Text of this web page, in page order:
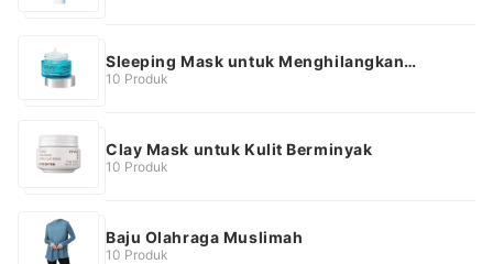
Sleeping Mask untuk Menghilangkan
Bekas Jerawat
10 Produk
Clay Mask untuk Kulit Berminyak
10 Produk
Baju Olahraga Muslimah
10 Produk